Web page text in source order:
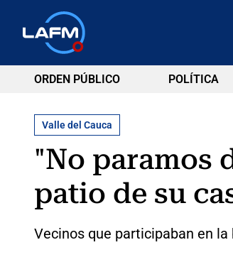
ORDEN PÚBLICO POLÍTICA
Valle del Cauca
"No paramos
patio de su
Vecinos que participaban en